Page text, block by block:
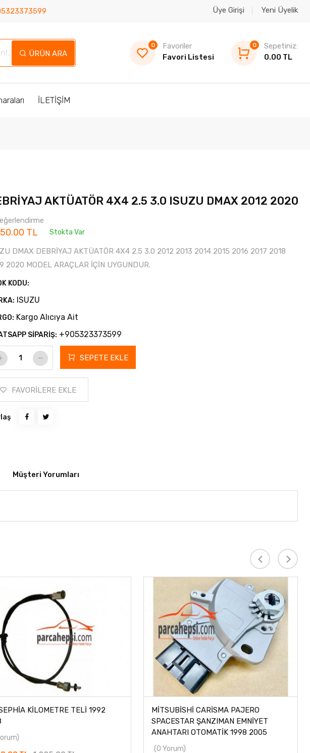
Üye Girişi Yeni Üyelik
ÜRÜN ARA
0
Favoriler
Favori Listesi
0
Sepetiniz:
0.00 TL
İLETİŞİM
AKTÜATÖR 4X4 2.5 3.0 ISUZU DMAX 2012 2020
TL Stokta Var
DMAX DEBRİYAJ AKTÜATÖR 4X4 2.5 3.0 2012 2013 2014 2015 2016 2017 2018
2020 MODEL ARAÇLAR İÇİN UYGUNDUR.
KODU:
ISUZU
Kargo Alıcıya Ait
SİPARİŞ: +905323373599
SEPETE EKLE
FAVORİLERE EKLE
Müşteri Yorumları
KİLOMETRE TELİ 1992
MİTSUBİSHİ CARİSMA PAJERO
SPACESTAR ŞANZIMAN EMNİYET
ANAHTARI OTOMATİK 1998 2005
(0 Yorum)